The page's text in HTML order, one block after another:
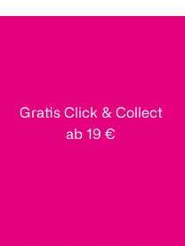
Gratis Click & Collect
ab 19 €